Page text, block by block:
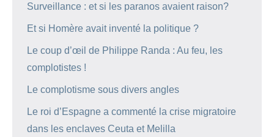
Surveillance : et si les paranos avaient raison?
Et si Homère avait inventé la politique ?
Le coup d’œil de Philippe Randa : Au feu, les
complotistes !
Le complotisme sous divers angles
Le roi d’Espagne a commenté la crise migratoire
dans les enclaves Ceuta et Melilla